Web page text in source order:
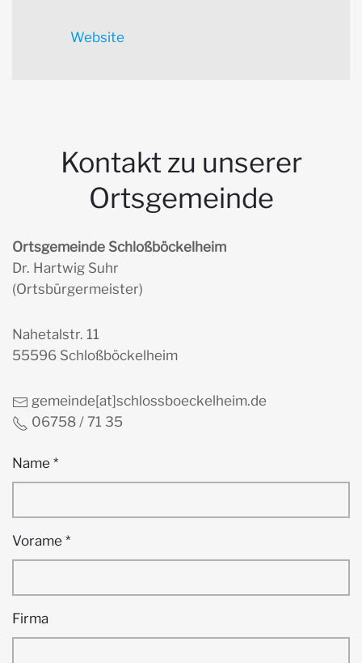
Website
Kontakt zu unserer
Ortsgemeinde
Ortsgemeinde Schloßböckelheim
Dr. Hartwig Suhr
(Ortsbürgermeister)
Nahetalstr. 11
55596 Schloßböckelheim
gemeinde[at]schlossboeckelheim.de
06758 / 71 35
Name *
Vorame *
Firma